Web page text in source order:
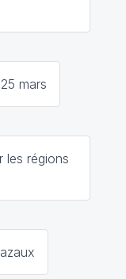
mars
les régions